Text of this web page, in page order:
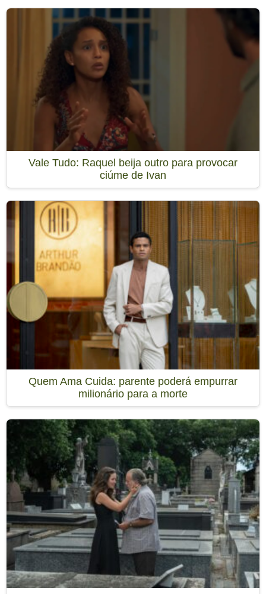
Vale Tudo: Raquel beija outro para provocar
ciúme de Ivan
Quem Ama Cuida: parente poderá empurrar
milionário para a morte